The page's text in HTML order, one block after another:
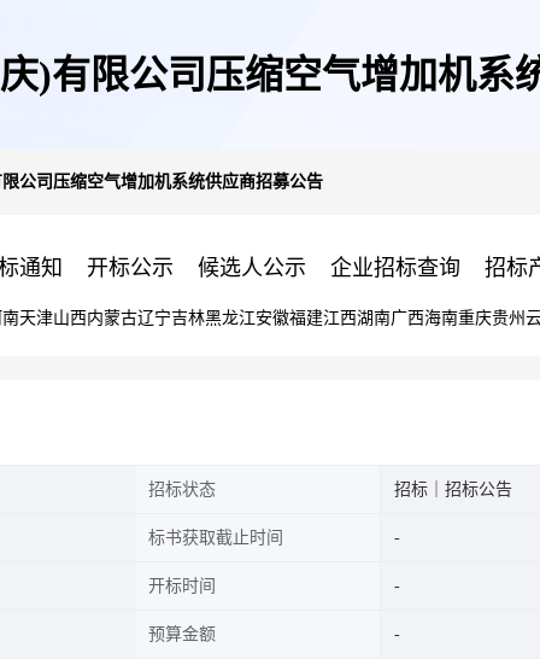
)有限公司压缩空气增加机系
公司压缩空气增加机系统供应商招募公告
通知 开标公示 候选人公示 企业招标查询 招标
天津山西内蒙古辽宁吉林黑龙江安徽福建江西湖南广西海南重庆贵州
招标状态 招标｜招标公告
标书获取截止时间
开标时间
预算金额